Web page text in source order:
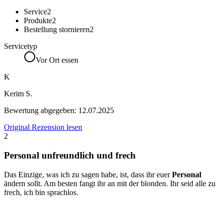
Service2
Produkte2
Bestellung stornieren2
Servicetyp
Vor Ort essen
K
Kerim S.
Bewertung abgegeben: 12.07.2025
Original Rezension lesen
2
Personal unfreundlich und frech
Das Einzige, was ich zu sagen habe, ist, dass ihr euerPersonal
ändern sollt. Am besten fangt ihr an mit der blonden. Ihr seid alle zu
frech, ich bin sprachlos.